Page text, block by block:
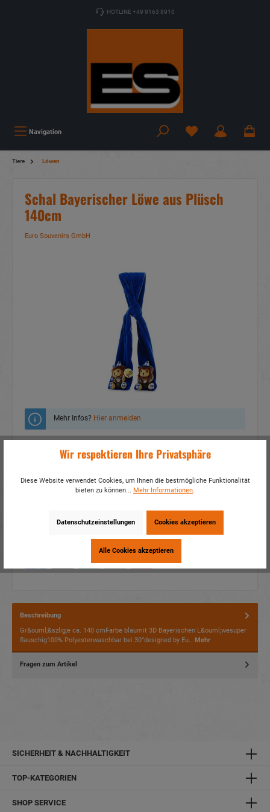
HOTLINE +49 9163 8910
Navigation
Tiere Löwen
Schal Bayerischer Löwe aus Plüsch
140cm
Euro Souvenirs GmbH
Mehr Infos? Hier anmelden
Zum Merkzettel hinzufügen
Fragen zum Produkt
Verpackungseinheit: 2 / 72
Dieses Produkt weiterempfehlen:
Beschreibung
Gr&ouml;&szlig;e ca. 140 cmFarbe blaumit 3D Bayerischen L&ouml;wesuper
flauschig100% Polyesterwaschbar bei 30°designed by Eu… Mehr
Fragen zum Artikel
SICHERHEIT & NACHHALTIGKEIT
TOP-KATEGORIEN
SHOP SERVICE
Wir respektieren Ihre Privatsphäre
Diese Website verwendet Cookies, um Ihnen die bestmögliche Funktionalität
bieten zu können... Mehr Informationen.
Datenschutzeinstellungen Cookies akzeptieren
Alle Cookies akzeptieren